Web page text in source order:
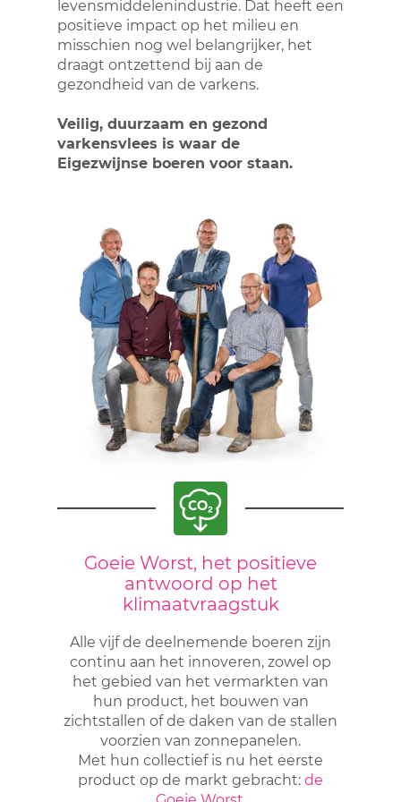
levensmiddelenindustrie. Dat heeft een
positieve impact op het milieu en
misschien nog wel belangrijker, het
draagt ontzettend bij aan de
gezondheid van de varkens.
Veilig, duurzaam en gezond
varkensvlees is waar de
Eigezwijnse boeren voor staan.
Goeie Worst, het positieve
antwoord op het
klimaatvraagstuk
Alle vijf de deelnemende boeren zijn
continu aan het innoveren, zowel op
het gebied van het vermarkten van
hun product, het bouwen van
zichtstallen of de daken van de stallen
voorzien van zonnepanelen.
Met hun collectief is nu het eerste
product op de markt gebracht: de